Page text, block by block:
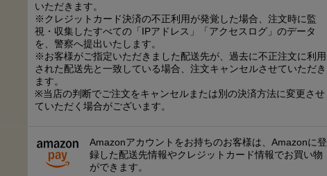
いただきます。
※クレジットカード決済の不正利用が発覚した場合、注文時に監
視・収集したすべての「IPアドレス」「アクセスログ」のデータ
を、警察へ提出いたします。
※お客様がご指定いただきました配送先が、過去に不正注文に利用
された配送先と一致している場合、注文キャンセルさせていただき
ます。
※当店の判断でご注文をキャンセルまたは別の決済方法に変更させ
ていただく場合がございます。
Amazonアカウントをお持ちのお客様は、Amazonに登
録した配送先情報やクレジットカード情報でお買い物
ができます。